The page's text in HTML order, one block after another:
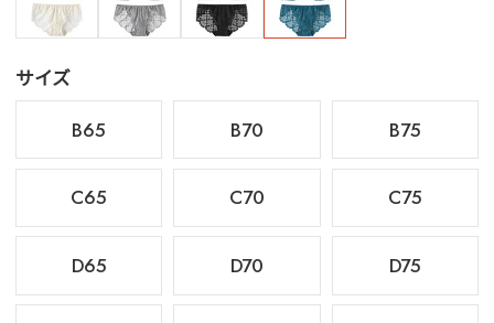
サイズ
B65
B70 B75
C65 C70 C75
D65 D70 D75